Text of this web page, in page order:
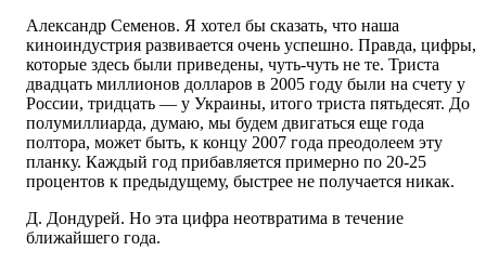
Александр Семенов. Я хотел бы сказать, что наша
киноиндустрия развивается очень успешно. Правда, цифры,
которые здесь были приведены, чуть-чуть не те. Триста
двадцать миллионов долларов в 2005 году были на счету у
России, тридцать — у Украины, итого триста пятьдесят. До
полумиллиарда, думаю, мы будем двигаться еще года
полтора, может быть, к концу 2007 года преодолеем эту
планку. Каждый год прибавляется примерно по 20-25
процентов к предыдущему, быстрее не получается никак.
Д. Дондурей. Но эта цифра неотвратима в течение
ближайшего года.